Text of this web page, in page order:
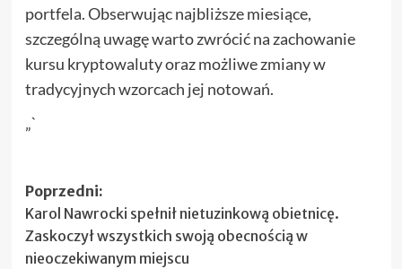
portfela. Obserwując najbliższe miesiące,
szczególną uwagę warto zwrócić na zachowanie
kursu kryptowaluty oraz możliwe zmiany w
tradycyjnych wzorcach jej notowań.
„`
Zobacz
wpisy
Poprzedni:
Karol Nawrocki spełnił nietuzinkową obietnicę.
Zaskoczył wszystkich swoją obecnością w
nieoczekiwanym miejscu